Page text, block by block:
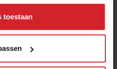
toestaan
smaakt als zelfgemaakt,
Zo houden we ruimte
draait: koken met liefde.”